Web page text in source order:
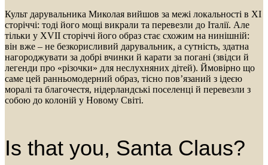
Культ дарувальника Миколая вийшов за межі локальності в ХІ
сторіччі: тоді його мощі викрали та перевезли до Італії. Але
тільки у XVII сторіччі його образ стає схожим на нинішній:
він вже – не безкорисливий дарувальник, а сутність, здатна
нагороджувати за добрі вчинки й карати за погані (звідси й
легенди про «різочки» для неслухняних дітей). Ймовірно що
саме цей ранньомодерний образ, тісно пов’язаний з ідеєю
моралі та благочестя, нідерландські поселенці й перевезли з
собою до колоній у Новому Світі.
Is that you, Santa Claus?